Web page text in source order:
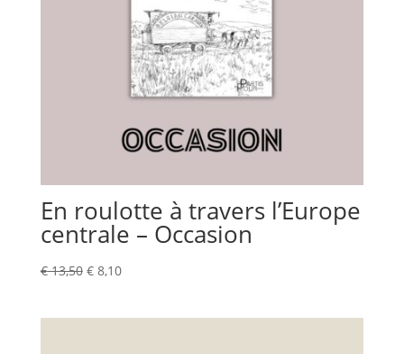
En roulotte à travers l’Europe
centrale – Occasion
€13,50 Le
€8,10Le